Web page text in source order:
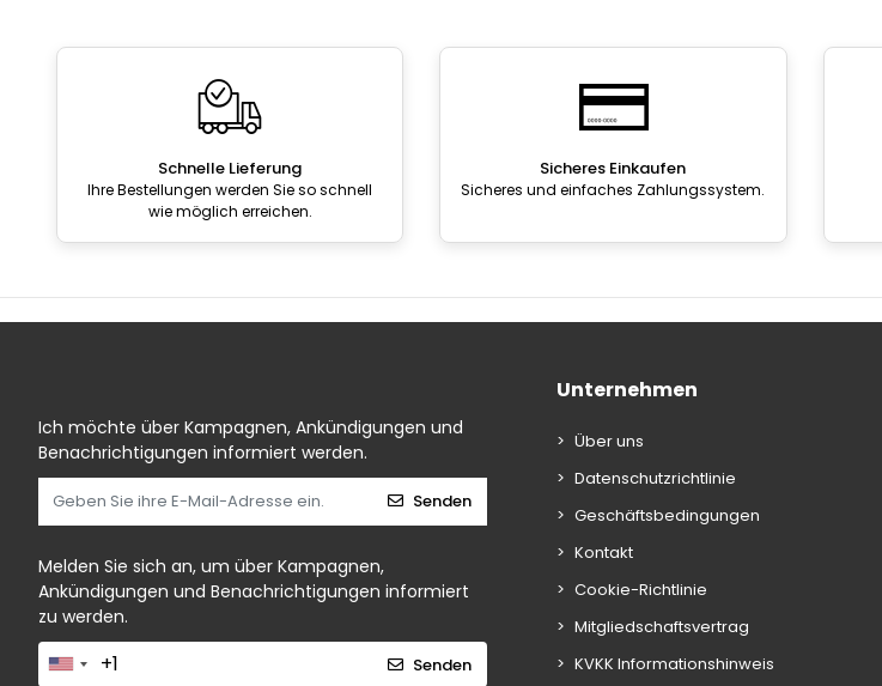
Schnelle Lieferung
Ihre Bestellungen werden Sie so schnell
wie möglich erreichen.
Sicheres Einkaufen
Sicheres und einfaches Zahlungssystem.
Ich möchte über Kampagnen, Ankündigungen und
Benachrichtigungen informiert werden.
Senden
Melden Sie sich an, um über Kampagnen,
Ankündigungen und Benachrichtigungen informiert
zu werden.
Senden
Unternehmen
Über uns
Datenschutzrichtlinie
Geschäftsbedingungen
Kontakt
Cookie-Richtlinie
Mitgliedschaftsvertrag
KVKK Informationshinweis